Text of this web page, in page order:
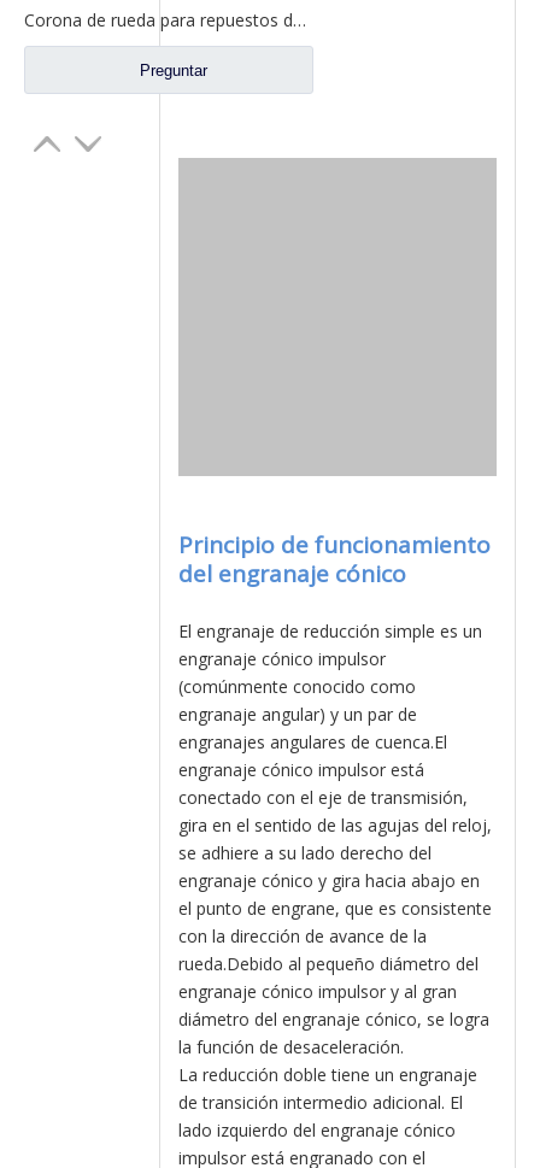
Corona de rueda para repuestos de camiones Foton Auman HFF2405042CK2BZ
Preguntar
Principio de funcionamiento
del engranaje cónico
El engranaje de reducción simple es un
engranaje cónico impulsor
(comúnmente conocido como
engranaje angular) y un par de
engranajes angulares de cuenca.El
engranaje cónico impulsor está
conectado con el eje de transmisión,
gira en el sentido de las agujas del reloj,
se adhiere a su lado derecho del
engranaje cónico y gira hacia abajo en
el punto de engrane, que es consistente
con la dirección de avance de la
rueda.Debido al pequeño diámetro del
engranaje cónico impulsor y al gran
diámetro del engranaje cónico, se logra
la función de desaceleración.
La reducción doble tiene un engranaje
de transición intermedio adicional. El
lado izquierdo del engranaje cónico
impulsor está engranado con el